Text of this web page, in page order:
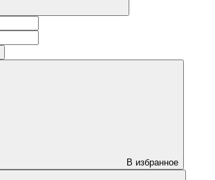
В избранное